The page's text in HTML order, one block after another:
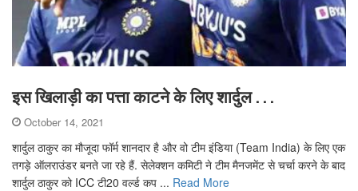
इस खिलाड़ी का पत्ता काटने के लिए शार्दुल . . .
October 14, 2021
शार्दुल ठाकुर का मौजूदा फॉर्म शानदार है और वो टीम इंडिया (Team India) के लिए एक
तगड़े ऑलराउंडर बनते जा रहे हैं. सेलेक्शन कमिटी ने टीम मैनजमेंट से चर्चा करने के बाद
शार्दुल ठाकुर को ICC टी20 वर्ल्ड कप ... Read More